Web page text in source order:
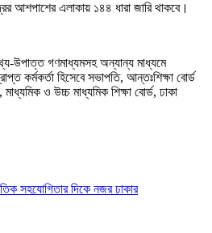
আশপাশের এলাকায় ১৪৪ ধারা জারি থাকবে।
উপাত্ত গণমাধ্যমসহ অন্যান্য মাধ্যমে
কর্মকর্তা হিসেবে সভাপতি, আন্তঃশিক্ষা বোর্ড
ও উচ্চ মাধ্যমিক শিক্ষা বোর্ড, ঢাকা
সহযোগিতার দিকে নজর ঢাকার